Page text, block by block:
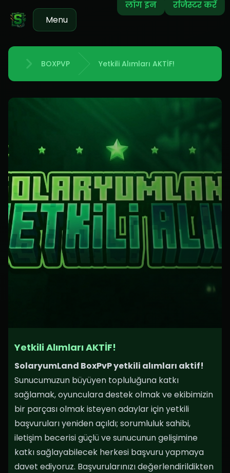
लॉग इन
रजिस्टर करें
Menu
होम BOXPVP Yetkili Alımları AKTİF!
Yetkili Alımları AKTİF!
SolaryumLand BoxPvP yetkili alımları aktif!
Sunucumuzun büyüyen topluluğuna katkı
sağlamak, oyunculara destek olmak ve ekibimizin
bir parçası olmak isteyen adaylar için yetkili
başvuruları yeniden açıldı; sorumluluk sahibi,
iletişim becerisi güçlü ve sunucunun gelişimine
katkı sağlayabilecek herkesi başvuru yapmaya
davet ediyoruz. Başvurularınızı değerlendirildikten